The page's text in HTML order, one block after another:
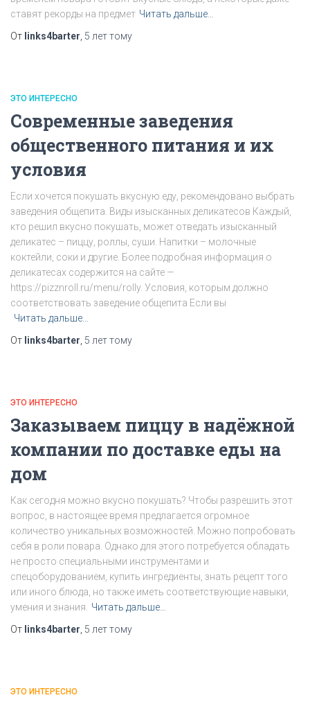
ставят рекорды на предмет Читать дальше…
От links4barter 5 леттому
ЭТО ИНТЕРЕСНО
Современные заведения
общественного питания и их
условия
Если хочется покушать вкусную еду, рекомендовано выбрать
заведения общепита. Виды изысканных деликатесов Каждый,
кто решил вкусно покушать, может отведать изысканный
деликатес – пиццу, роллы, суши. Напитки – молочные
коктейли, соки и другие. Более подробная информация о
деликатесах содержится на сайте —
https://pizznroll.ru/menu/rolly. Условия, которым должно
соответствовать заведение общепита Если вы
Читать дальше…
От links4barter 5 леттому
ЭТО ИНТЕРЕСНО
Заказываем пиццу в надёжной
компании по доставке еды на
дом
Как сегодня можно вкусно покушать? Чтобы разрешить этот
вопрос, в настоящее время предлагается огромное
количество уникальных возможностей. Можно попробовать
себя в роли повара. Однако для этого потребуется обладать
не просто специальными инструментами и
спецоборудованием, купить ингредиенты, знать рецепт того
или иного блюда, но также иметь соответствующие навыки,
умения и знания.
Читать дальше…
От links4barter 5 леттому
ЭТО ИНТЕРЕСНО